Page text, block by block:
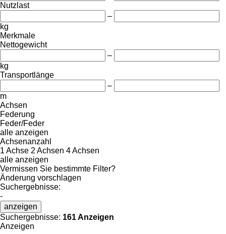
Nutzlast
–
kg
Merkmale
Nettogewicht
–
kg
Transportlänge
–
m
Achsen
Federung
Feder/Feder
alle anzeigen
Achsenanzahl
1 Achse 2 Achsen 4 Achsen
alle anzeigen
Vermissen Sie bestimmte Filter?
Änderung vorschlagen
Suchergebnisse:
-
anzeigen
Suchergebnisse: 161 Anzeigen
Anzeigen